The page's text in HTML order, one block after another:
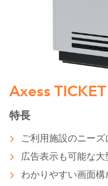
Axess
特長
ご利用施設のニー
広告表示も可能な
わかりやすい画面構